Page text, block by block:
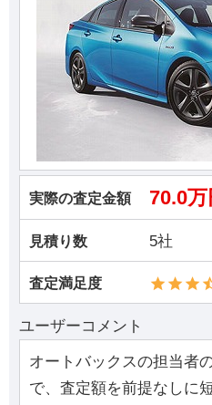
実際の査定金額 70.0万
見積り数 5社
査定満足度
ユーザーコメント
オートバックスの担当者
で、査定額を前提なしに